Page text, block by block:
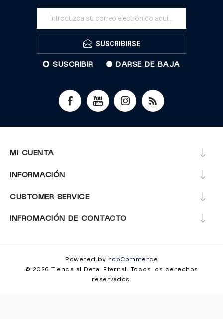
SUSCRIBIRSE
SUSCRIBIR DARSE DE BAJA
MI CUENTA
INFORMACIÓN
CUSTOMER SERVICE
INFROMACIÓN DE CONTACTO
Powered by nopCommerce
© 2026 Tienda al Detal Eternal. Todos los derechos
reservados.